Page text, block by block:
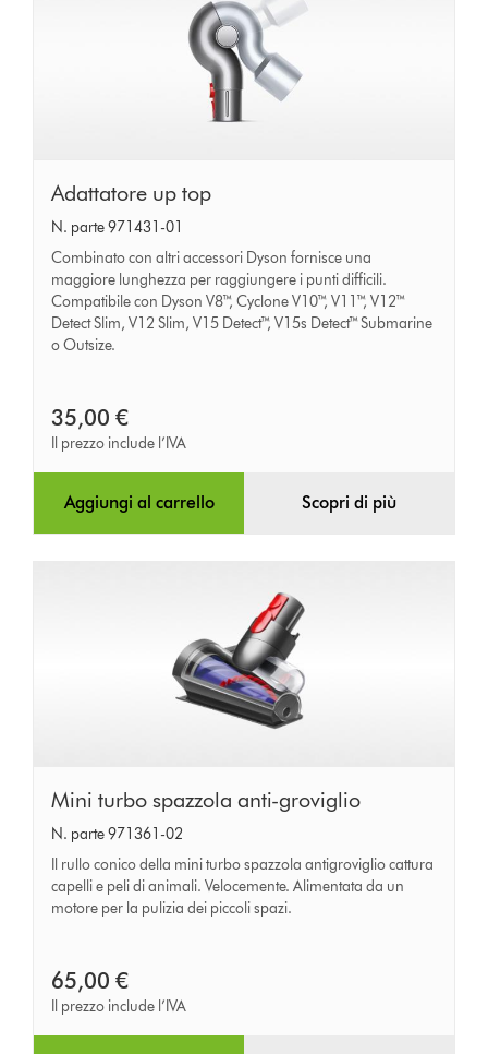
Adattatore
up
top
Adattatore up top
N. parte 971431-01
Combinato con altri accessori Dyson fornisce una
maggiore lunghezza per raggiungere i punti difficili.
Compatibile con Dyson V8™, Cyclone V10™, V11™, V12™
Detect Slim, V12 Slim, V15 Detect™, V15s Detect™ Submarine
o Outsize.
35,00 €
Il prezzo include l’IVA
Aggiungi al carrello Scopri di più
Mini
turbo
spazzola
anti-
groviglio
Mini turbo spazzola anti-groviglio
N. parte 971361-02
Il rullo conico della mini turbo spazzola antigroviglio cattura
capelli e peli di animali. Velocemente. Alimentata da un
motore per la pulizia dei piccoli spazi.
65,00 €
Il prezzo include l’IVA